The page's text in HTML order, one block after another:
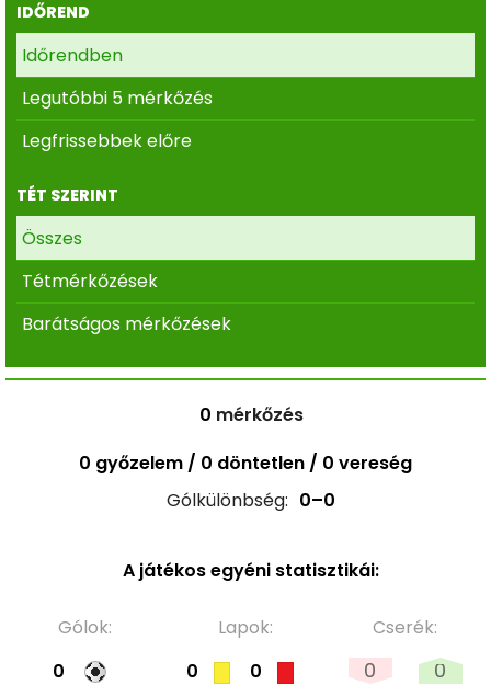
IDŐREND
Időrendben
Legutóbbi 5 mérkőzés
Legfrissebbek előre
TÉT SZERINT
Összes
Tétmérkőzések
Barátságos mérkőzések
0 mérkőzés
0 győzelem / 0 döntetlen / 0 vereség
Gólkülönbség: 0–0
A játékos egyéni statisztikái:
Gólok:
0
Lapok:
0
0
Cserék:
0 0